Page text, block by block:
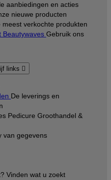
aanbiedingen en acties
nieuwe producten
meest verkochte produkten
Beautywaves Gebruik ons
links 
De leverings en
Pedicure Groothandel &
van gegevens
Vinden wat u zoekt